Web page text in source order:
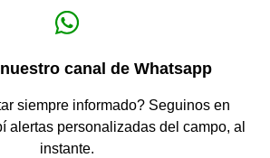
canal de Whatsapp
siempre informado? Seguinos en
alertas personalizadas del campo, al
instante.